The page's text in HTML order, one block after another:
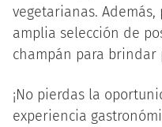
vegetarianas.
amplia selección de
champán para brindar
¡No pierdas la
experiencia